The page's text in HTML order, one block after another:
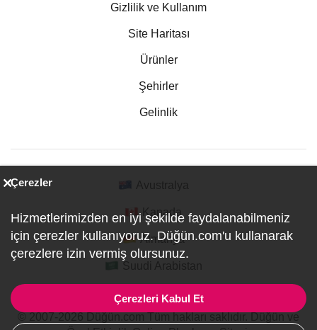
Gizlilik ve Kullanım
Site Haritası
Ürünler
Şehirler
Gelinlik
Kanada
Almanya
Çerezler
Hizmetlerimizden en iyi şekilde faydalanabilmeniz
için çerezler kullanıyoruz. Düğün.com'u kullanarak
çerezlere izin vermiş olursunuz.
Çerezleri Kabul Et